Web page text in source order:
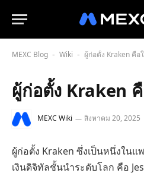
MEXC Blog - Wiki - ผู้ก่อตั้ง Kraken คือ
ผู้ก่อตั้ง Kraken
MEXC Wiki สิงหาคม 20, 2025
ผู้ก่อตั้ง Kraken ซึ่งเป็นหนึ่งใน
เงินดิจิทัลชั้นนำระดับโลก คือ